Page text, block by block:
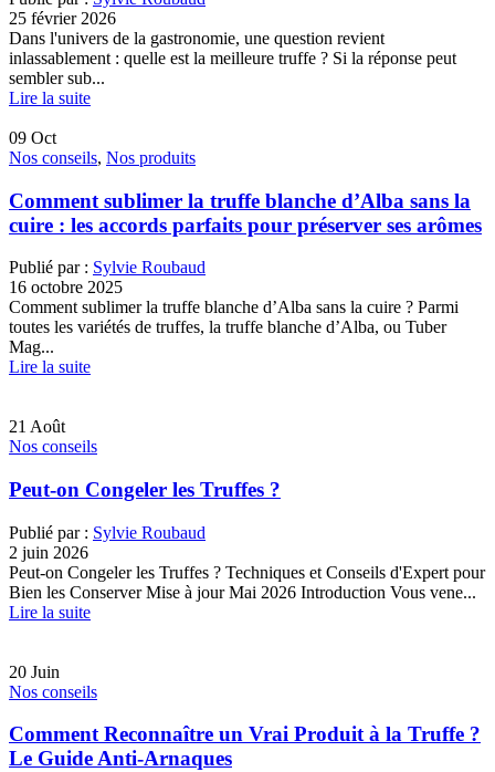
25 février 2026
Dans l'univers de la gastronomie, une question revient
inlassablement : quelle est la meilleure truffe ? Si la réponse peut
sembler sub...
Lire la suite
09 Oct
Nos conseils, Nos produits
Comment sublimer la truffe blanche d’Alba sans la
cuire : les accords parfaits pour préserver ses arômes
Publié par : Sylvie Roubaud
16 octobre 2025
Comment sublimer la truffe blanche d’Alba sans la cuire ? Parmi
toutes les variétés de truffes, la truffe blanche d’Alba, ou Tuber
Mag...
Lire la suite
21 Août
Nos conseils
Peut-on Congeler les Truffes ?
Publié par : Sylvie Roubaud
2 juin 2026
Peut-on Congeler les Truffes ? Techniques et Conseils d'Expert pour
Bien les Conserver Mise à jour Mai 2026 Introduction Vous vene...
Lire la suite
20 Juin
Nos conseils
Comment Reconnaître un Vrai Produit à la Truffe ?
Le Guide Anti-Arnaques